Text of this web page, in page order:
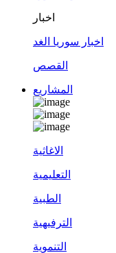
اخبار
اخبار سوريا الغد
القصص
المشاريع
الاغاثية
التعليمية
الطبية
الترفيهية
التنموية